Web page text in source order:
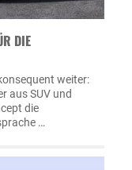
DIE
weiter:
aus SUV und
die
…